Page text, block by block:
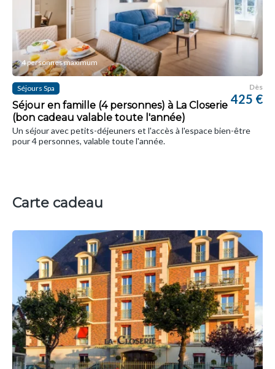
4 personnes maximum
Séjours Spa
Séjour en famille (4 personnes) à La Closerie
(bon cadeau valable toute l'année)
Dès
425 €
Un séjour avec petits-déjeuners et l'accès à l'espace bien-être
pour 4 personnes, valable toute l'année.
Carte cadeau